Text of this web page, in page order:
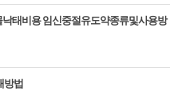
태비용 임신중절유도약종류및사용방
방법